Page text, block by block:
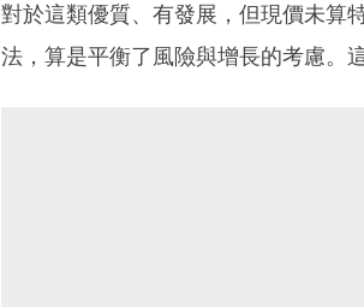
對於這類優質、有發展，但現價未算
法，算是平衡了風險與增長的考慮。